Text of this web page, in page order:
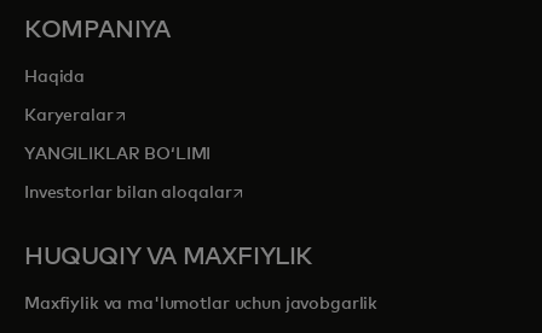
KOMPANIYA
Haqida
Karyeralaropens in a new tab
YANGILIKLAR BOʻLIMI
Investorlar bilan aloqalaropens in a new tab
HUQUQIY VA MAXFIYLIK
Maxfiylik va ma'lumotlar uchun javobgarlik